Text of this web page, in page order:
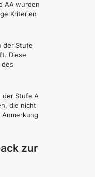
AA wurden
Kriterien
der Stufe
Diese
des
der Stufe A
die nicht
zur